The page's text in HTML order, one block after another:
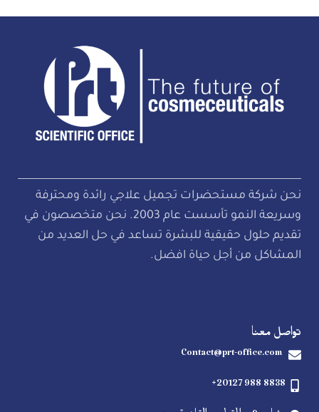
نحن شركة مستحضرات تجميل علاجي رائدة ومحترفة
وسريعة النمو تأسست عام 2003. نحن متخصصون في
تقديم حلول حقيقية للبشرة تساعد في حل العديد من
المشاكل من أجل حياة افضل.
تواصل معنا
Contact@prt-office.com
+20127 988 8838